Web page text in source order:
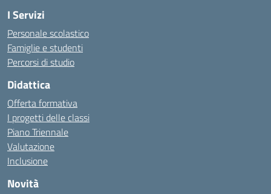
I Servizi
Personale scolastico
Famiglie e studenti
Percorsi di studio
Didattica
Offerta formativa
I progetti delle classi
Piano Triennale
Valutazione
Inclusione
Novità